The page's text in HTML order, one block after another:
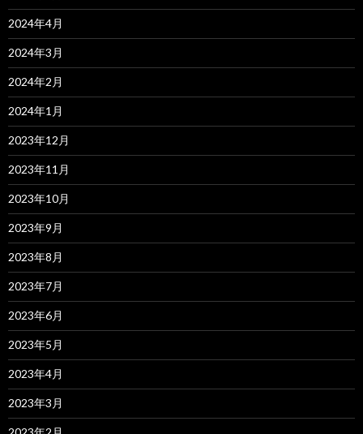
2024年4月
2024年3月
2024年2月
2024年1月
2023年12月
2023年11月
2023年10月
2023年9月
2023年8月
2023年7月
2023年6月
2023年5月
2023年4月
2023年3月